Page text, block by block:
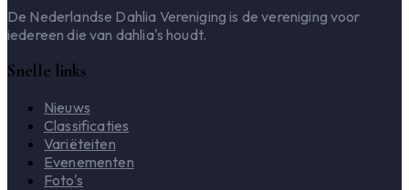
De Nederlandse Dahlia Vereniging is de vereniging voor
iedereen die van dahlia's houdt.
Snelle links
Nieuws
Classificaties
Variëteiten
Evenementen
Foto's